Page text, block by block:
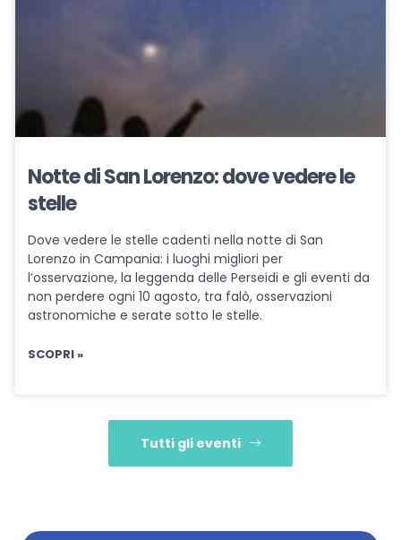
Notte di San Lorenzo: dove vedere le
stelle
Dove vedere le stelle cadenti nella notte di San
Lorenzo in Campania: i luoghi migliori per
l’osservazione, la leggenda delle Perseidi e gli eventi da
non perdere ogni 10 agosto, tra falò, osservazioni
astronomiche e serate sotto le stelle.
SCOPRI »
Tutti gli eventi